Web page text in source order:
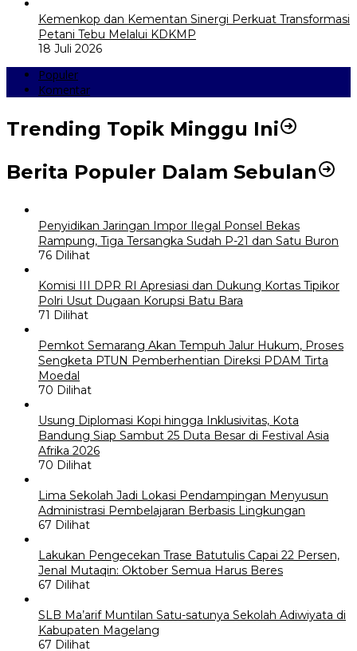
Kemenkop dan Kementan Sinergi Perkuat Transformasi
Petani Tebu Melalui KDKMP
18 Juli 2026
Populer
Komentar
Trending Topik Minggu Ini
Berita Populer Dalam Sebulan
Penyidikan Jaringan Impor Ilegal Ponsel Bekas
Rampung, Tiga Tersangka Sudah P-21 dan Satu Buron
76 Dilihat
Komisi III DPR RI Apresiasi dan Dukung Kortas Tipikor
Polri Usut Dugaan Korupsi Batu Bara
71 Dilihat
Pemkot Semarang Akan Tempuh Jalur Hukum, Proses
Sengketa PTUN Pemberhentian Direksi PDAM Tirta
Moedal
70 Dilihat
Usung Diplomasi Kopi hingga Inklusivitas, Kota
Bandung Siap Sambut 25 Duta Besar di Festival Asia
Afrika 2026
70 Dilihat
Lima Sekolah Jadi Lokasi Pendampingan Menyusun
Administrasi Pembelajaran Berbasis Lingkungan
67 Dilihat
Lakukan Pengecekan Trase Batutulis Capai 22 Persen,
Jenal Mutaqin: Oktober Semua Harus Beres
67 Dilihat
SLB Ma’arif Muntilan Satu-satunya Sekolah Adiwiyata di
Kabupaten Magelang
67 Dilihat